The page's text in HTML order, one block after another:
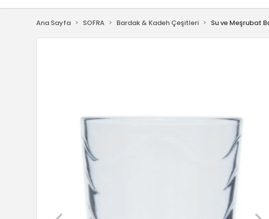
Ana Sayfa SOFRA Bardak & Kadeh Çeşitleri Su ve Meşrubat